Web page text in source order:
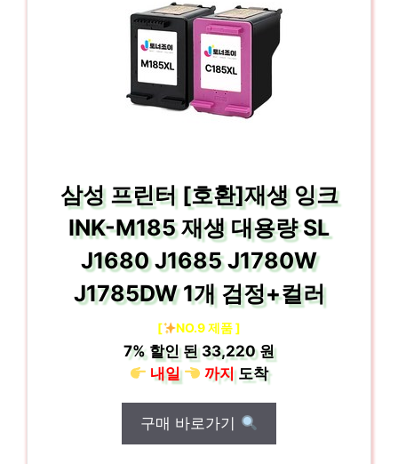
삼성 프린터 [호환]재생 잉크
INK-M185 재생 대용량 SL
J1680 J1685 J1780W
J1785DW 1개 검정+컬러
[ NO.9 제품 ]
7%할인 된33,220 원
내일
까지도착
구매 바로가기